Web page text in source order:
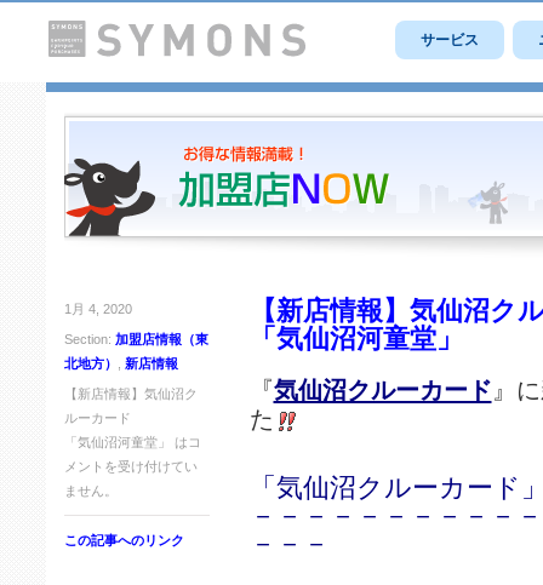
サービス
1月 4, 2020
Section: 加盟店情報（東
北地方）
新店情報
【新店情報】気仙沼ク
ルーカード
「気仙沼河童堂」 は コ
メントを受け付けてい
ません。
この記事へのリンク
【新店情報】気仙沼ク
「気仙沼河童堂」
『気仙沼クルーカード 』
た
「気仙沼クルーカード
－－－－－－－－－－
－－－